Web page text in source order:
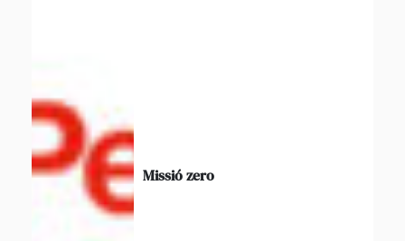
Missió zero